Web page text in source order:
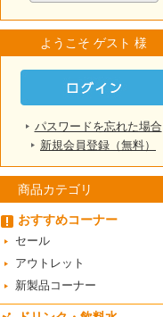
ようこそ ゲスト 様
パスワードを忘れた場合
新規会員登録（無料）
商品カテゴリ
おすすめコーナー
セール
アウトレット
新製品コーナー